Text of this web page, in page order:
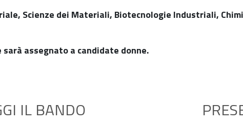
Scienze dei Materiali, Biotecnologie Industriali,
sarà assegnato a candidate donne.
IL BANDO